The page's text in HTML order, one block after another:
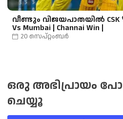
വീണ്ടും വിജയപാതയിൽ CSK 💛
Vs Mumbai | Channai Win |
20 സെപ്റ്റംബർ
ഒരു അഭിപ്രായം
ചെയ്യൂ